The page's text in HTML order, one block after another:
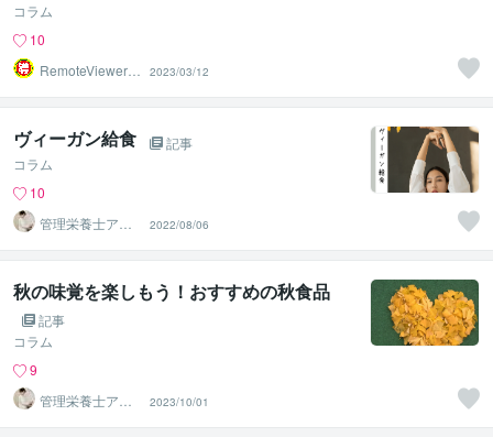
コラム
10
RemoteViewer導
2023/03/12
ヴィーガン給食
記事
コラム
10
管理栄養士アオ
イ 村中一帆ママ
が楽する食
2022/08/06
秋の味覚を楽しもう！おすすめの秋食品
記事
コラム
9
管理栄養士アオ
イ 村中一帆ママ
が楽する食
2023/10/01